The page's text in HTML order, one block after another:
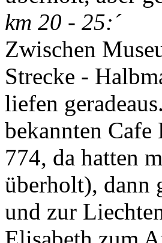
km 20 - 25:´
Zwischen
Strecke -
liefen
bekannten
774, da hatten
überholt), dann
und zur